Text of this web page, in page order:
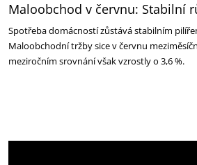
Maloobchod v červnu: Stabilní
Spotřeba domácností zůstává stabilním
Maloobchodní tržby sice v červnu
meziročním srovnání však vzrostly o 3,6 %.